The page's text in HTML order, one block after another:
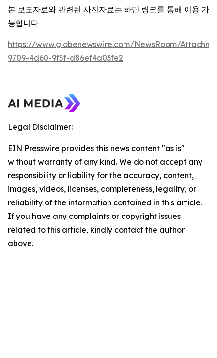
본 보도자료와 관련된 사진자료는 하단 링크를 통해 이용 가
능합니다
https://www.globenewswire.com/NewsRoom/
9709-4d60-9f5f-d86ef4a03fe2
Legal Disclaimer:
EIN Presswire provides this news content "as is"
without warranty of any kind. We do not accept any
responsibility or liability for the accuracy, content,
images, videos, licenses, completeness, legality, or
reliability of the information contained in this article.
If you have any complaints or copyright issues
related to this article, kindly contact the author
above.